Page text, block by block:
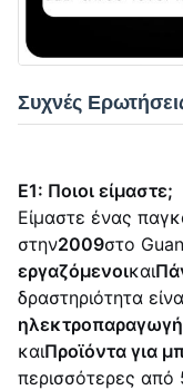
Συχνές
Ε1: Ποιοι είμαστε;
Είμαστε ένας
στην2009στο
εργαζόμενοικαι
δραστηριότητα
καιΠροϊόντα για
περισσότερες